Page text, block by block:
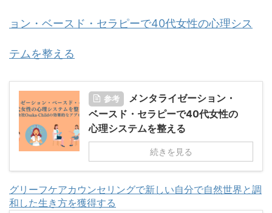
ョン・ベースド・セラピーで40代女性の心理シス
テムを整える
参考
メンタライゼーション・
ベースド・セラピーで40代女性の
心理システムを整える
続きを見る
グリーフケアカウンセリングで新しい自分で自然世界と調
和した生き方を獲得する